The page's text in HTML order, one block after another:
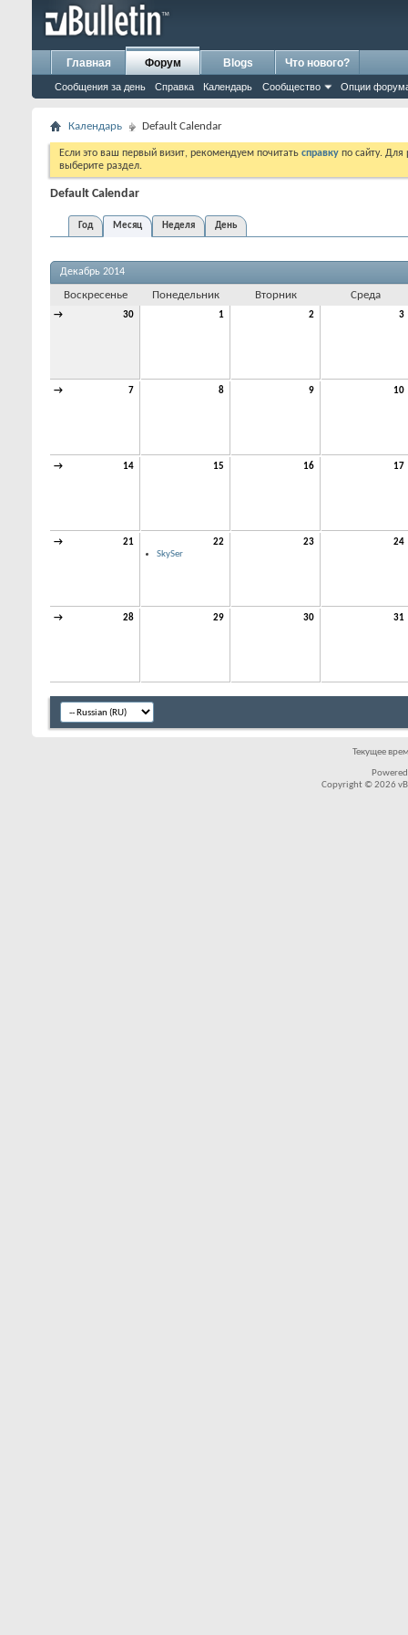
Главная Форум
Сообщения за день Справка Календарь Сообщество Опции
Blogs Что нового?
Календарь Default Calendar
Если это ваш первый визит, рекомендуем почитать справку по сайту.
выберите раздел.
Default Calendar
Год Месяц Неделя День
Декабрь 2014
Воскресенье Понедельник Вторник Среда
→ 30 1 2 3
→ 7 8 9 10
→ 14 15 16 17
→ 21
22
SkySer
23 24
→ 28 29 30 31
Текущее
Copyright © 2026